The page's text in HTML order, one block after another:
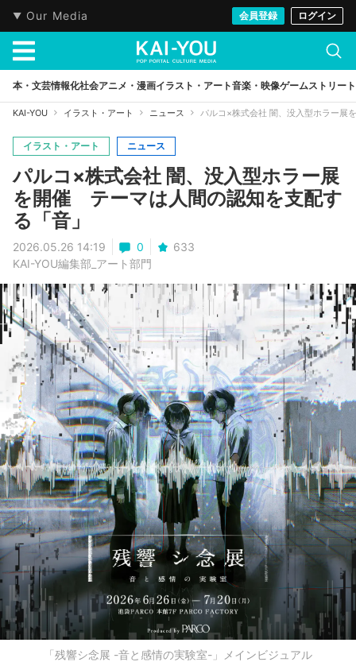
Our Media 会員登録 ログイン
本・文芸情報化社会アニメ・漫画イラスト・アート音楽・映像ゲームストリート
KAI-YOU イラスト・アート ニュース パルコ×株式会社 闇、没入型ホラー展
イラスト・アート ニュース
パルコ×株式会社 闇、没入型ホラー展
を開催 テーマは人間の認知を支配す
る「音」
2026.05.26 14:19 0
633
KAI-YOU編集部_アート部門
「残響シ念展 -音と感情の実験室-」メインビジュアル